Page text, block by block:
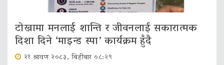
टोखामा मनलाई शान्ति र जीवनलाई सकारात्मक
दिशा दिने ‘माइन्ड स्पा’ कार्यक्रम हुँदै
२१ श्रावण २०८३, बिहीबार ०८:२९